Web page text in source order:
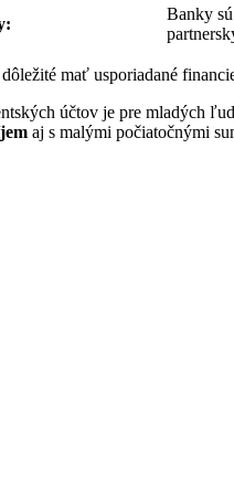
Banky
mať usporiadané
účtov je pre mladých
aj s malými počiatočnými